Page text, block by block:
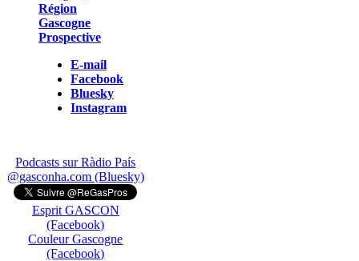
Région
Gascogne
Prospective
E-mail
Facebook
Bluesky
Instagram
Podcasts sur Ràdio País
@gasconha.com (Bluesky)
Esprit GASCON
(Facebook)
Couleur Gascogne
(Facebook)